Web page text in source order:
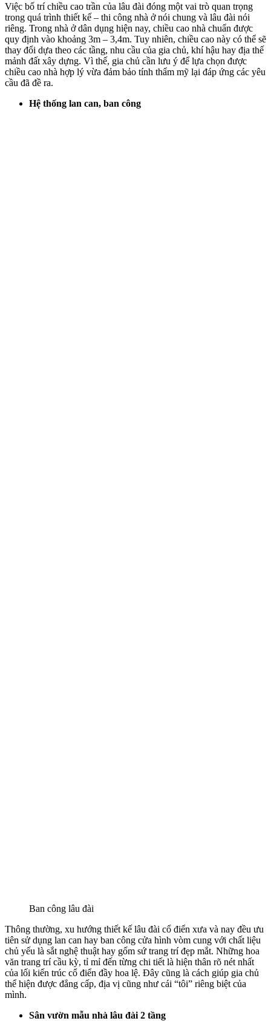
Việc bố trí chiều cao trần của lâu đài đóng một vai trò quan trọng
trong quá trình thiết kế – thi công nhà ở nói chung và lâu đài nói
riêng. Trong nhà ở dân dụng hiện nay, chiều cao nhà chuẩn được
quy định vào khoảng 3m – 3,4m. Tuy nhiên, chiều cao này có thể sẽ
thay đổi dựa theo các tầng, nhu cầu của gia chủ, khí hậu hay địa thế
mảnh đất xây dựng. Vì thế, gia chủ cần lưu ý để lựa chọn được
chiều cao nhà hợp lý vừa đảm bảo tính thẩm mỹ lại đáp ứng các yêu
cầu đã đề ra.
Hệ thống lan can, ban công
Ban công lâu đài
Thông thường, xu hướng thiết kế lâu đài cổ điển xưa và nay đều ưu
tiên sử dụng lan can hay ban công cửa hình vòm cung với chất liệu
chủ yếu là sắt nghệ thuật hay gốm sứ trang trí đẹp mắt. Những hoa
văn trang trí cầu kỳ, tỉ mỉ đến từng chi tiết là hiện thân rõ nét nhất
của lối kiến trúc cổ điển đầy hoa lệ. Đây cũng là cách giúp gia chủ
thể hiện được đẳng cấp, địa vị cũng như cái “tôi” riêng biệt của
mình.
Sân vườn mẫu nhà lâu đài 2 tầng